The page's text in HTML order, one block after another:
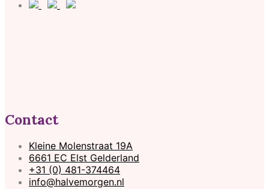
Contact
Kleine Molenstraat 19A
6661 EC Elst Gelderland
+31 (0) 481-374464
info@halvemorgen.nl